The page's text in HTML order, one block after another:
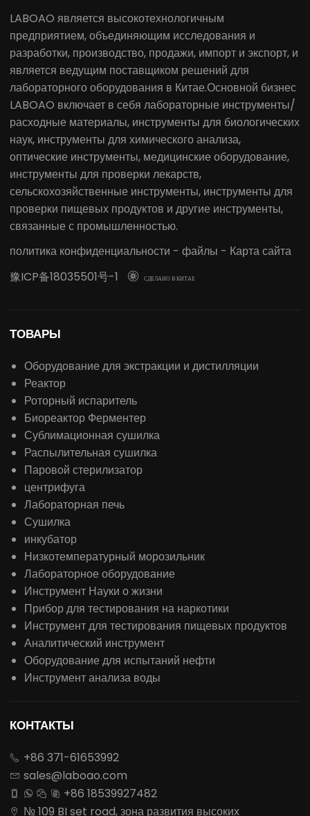
LABOAO является высокотехнологичным
предприятием, объединяющим исследования и
разработки, производство, продажи, импорт и экспорт, и
является ведущим поставщиком решений для
лабораторного оборудования в Китае.Основной бизнес
LABOAO включает в себя лабораторные инструменты/
расходные материалы, инструменты для биологических
наук, инструменты для химического анализа,
оптические инструменты, медицинские оборудование,
инструменты для проверки лекарств,
сельскохозяйственные инструменты, инструменты для
проверки пищевых продуктов и другие инструменты,
связанные с промышленностью.
политика конфиденциальности - файлы - Карта сайта
豫ICP备18035501号-1
 СДЕЛАНО В КИТАЕ
ТОВАРЫ
Оборудование для экстракции и дистилляции
Реактор
Роторный испаритель
Биореактор Ферментер
Сублимационная сушилка
Распылительная сушилка
Паровой стерилизатор
центрифуга
Лабораторная печь
Сушилка
инкубатор
Низкотемпературный морозильник
Лабораторное оборудование
Инструмент Науки о жизни
Прибор для тестирования на наркотики
Инструмент для тестирования пищевых продуктов
Аналитический инструмент
Оборудование для испытаний нефти
Инструмент анализа воды
КОНТАКТЫ
 +86 371-61653992
 sales@laboao.com
    +86 18539927482
 № 109 BI set road, зона развития высоких